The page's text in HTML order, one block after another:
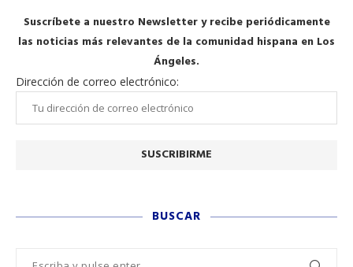
Suscríbete a nuestro Newsletter y recibe periódicamente
las noticias más relevantes de la comunidad hispana en Los
Ángeles.
Dirección de correo electrónico:
BUSCAR